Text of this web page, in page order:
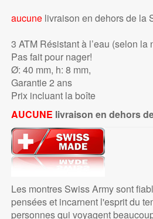
aucune livraison en dehors de la
3 ATM Résistant à l’eau (selon la
Pas fait pour nager!
Ø: 40 mm, h: 8 mm,
Garantie 2 ans
Prix incluant la boîte
AUCUNE livraison en dehors
Les montres Swiss Army sont
pensées et incarnent l'esprit du
personnes qui voyagent